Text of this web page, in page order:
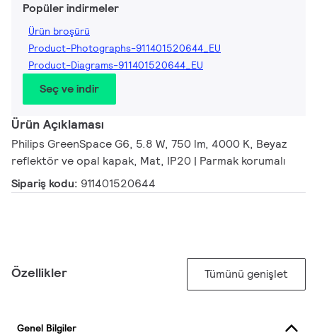
Popüler indirmeler
Ürün broşürü
Product-Photographs-911401520644_EU
Product-Diagrams-911401520644_EU
Seç ve indir
Ürün Açıklaması
Philips GreenSpace G6, 5.8 W, 750 lm, 4000 K, Beyaz
reflektör ve opal kapak, Mat, IP20 | Parmak korumalı
Sipariş kodu: 911401520644
Özellikler Tümünü genişlet
Genel Bilgiler